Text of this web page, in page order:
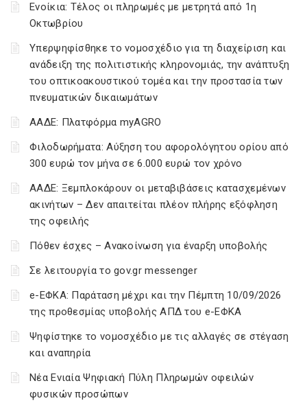
Ενοίκια: Τέλος οι πληρωμές με μετρητά από 1η
Οκτωβρίου
Υπερψηφίσθηκε το νομοσχέδιο για τη διαχείριση και
ανάδειξη της πολιτιστικής κληρονομιάς, την ανάπτυξη
του οπτικοακουστικού τομέα και την προστασία των
πνευματικών δικαιωμάτων
ΑΑΔΕ: Πλατφόρμα myAGRO
Φιλοδωρήματα: Αύξηση του αφορολόγητου ορίου από
300 ευρώ τον μήνα σε 6.000 ευρώ τον χρόνο
ΑΑΔΕ: Ξεμπλοκάρουν οι μεταβιβάσεις κατασχεμένων
ακινήτων – Δεν απαιτείται πλέον πλήρης εξόφληση
της οφειλής
Πόθεν έσχες – Ανακοίνωση για έναρξη υποβολής
Σε λειτουργία το gov.gr messenger
e-ΕΦΚΑ: Παράταση μέχρι και την Πέμπτη 10/09/2026
της προθεσμίας υποβολής ΑΠΔ του e-ΕΦΚΑ
Ψηφίστηκε το νομοσχέδιο με τις αλλαγές σε στέγαση
και αναπηρία
Νέα Ενιαία Ψηφιακή Πύλη Πληρωμών οφειλών
φυσικών προσώπων